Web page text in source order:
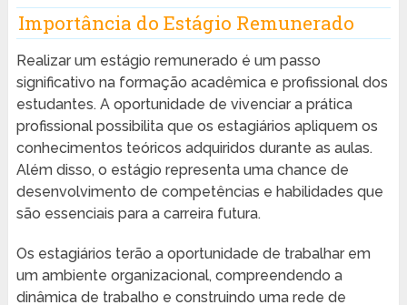
Importância do Estágio Remunerado
Realizar um estágio remunerado é um passo
significativo na formação acadêmica e profissional dos
estudantes. A oportunidade de vivenciar a prática
profissional possibilita que os estagiários apliquem os
conhecimentos teóricos adquiridos durante as aulas.
Além disso, o estágio representa uma chance de
desenvolvimento de competências e habilidades que
são essenciais para a carreira futura.
Os estagiários terão a oportunidade de trabalhar em
um ambiente organizacional, compreendendo a
dinâmica de trabalho e construindo uma rede de